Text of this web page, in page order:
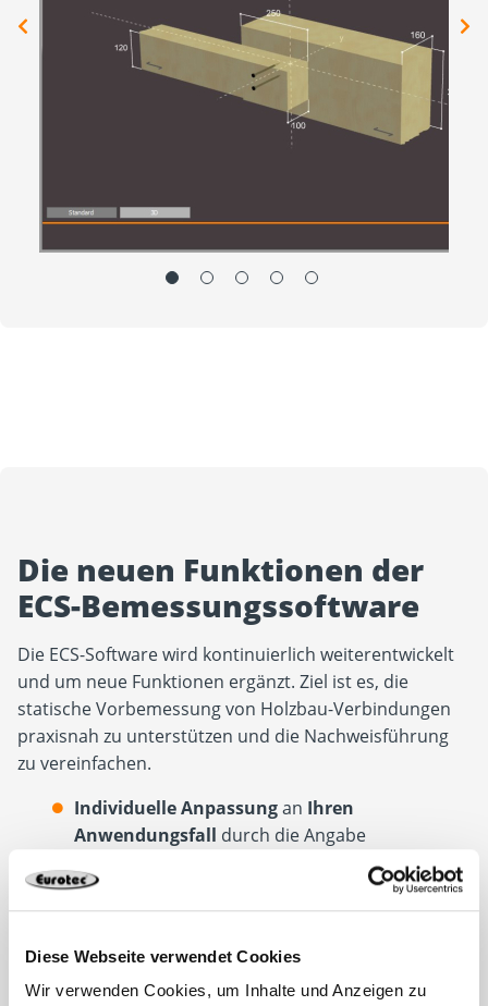
Diese Webseite verwendet Cookies
Wir verwenden Cookies, um Inhalte und Anzeigen zu
Die neuen Funktionen der
ECS-Bemessungssoftware
Die ECS-Software wird kontinuierlich weiterentwickelt
und um neue Funktionen ergänzt. Ziel ist es, die
statische Vorbemessung von Holzbau-Verbindungen
praxisnah zu unterstützen und die Nachweisführung
zu vereinfachen.
Individuelle Anpassungan Ihren
Anwendungsfall durch die Angabe
wie Anschlussgeometrie, Material und Lasten.
optimale Schraubengröße
Mengenbedarf